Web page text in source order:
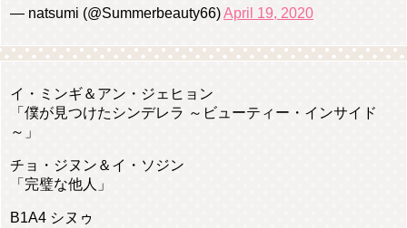
— natsumi (@Summerbeauty66)April 19, 2020
イ・ミンギ＆アン・ジェヒョン
「僕が見つけたシンデレラ ～ビューティー・インサイド
～」
チョ・ジヌン＆イ・ソジン
「完璧な他人」
B1A4 シヌゥ